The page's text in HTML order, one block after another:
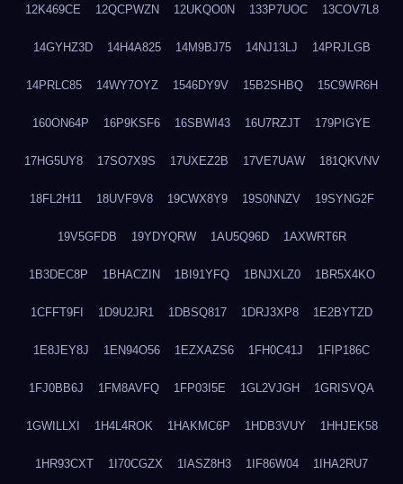
12K469CE 12QCPWZN 12UKQO0N 133P7UOC 13COV7L8
14GYHZ3D 14H4A825 14M9BJ75 14NJ13LJ 14PRJLGB
14PRLC85 14WY7OYZ 1546DY9V 15B2SHBQ 15C9WR6H
160ON64P 16P9KSF6 16SBWI43 16U7RZJT 179PIGYE
17HG5UY8 17SO7X9S 17UXEZ2B 17VE7UAW 181QKVNV
18FL2H11 18UVF9V8 19CWX8Y9 19S0NNZV 19SYNG2F
19V5GFDB 19YDYQRW 1AU5Q96D 1AXWRT6R
1B3DEC8P 1BHACZIN 1BI91YFQ 1BNJXLZ0 1BR5X4KO
1CFFT9FI 1D9U2JR1 1DBSQ817 1DRJ3XP8 1E2BYTZD
1E8JEY8J 1EN94O56 1EZXAZS6 1FH0C41J 1FIP186C
1FJ0BB6J 1FM8AVFQ 1FP03I5E 1GL2VJGH 1GRISVQA
1GWILLXI 1H4L4ROK 1HAKMC6P 1HDB3VUY 1HHJEK58
1HR93CXT 1I70CGZX 1IASZ8H3 1IF86W04 1IHA2RU7